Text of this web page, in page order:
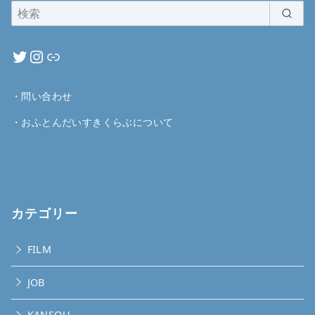
・ 問い合わせ
・ おふとんだいすきくらぶについて
カテゴリー
FILM
JOB